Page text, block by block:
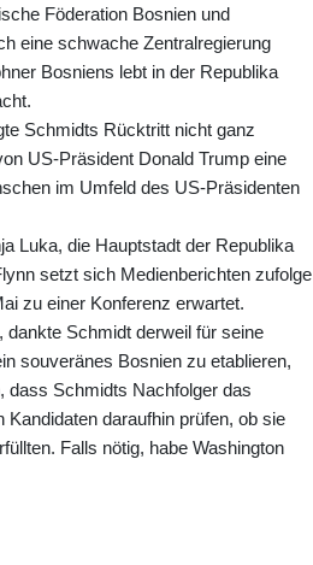
Föderation Bosnien und
eine schwache Zentralregierung
Bosniens lebt in der Republika
Schmidts Rücktritt nicht ganz
US-Präsident Donald Trump eine
im Umfeld des US-Präsidenten
Luka, die Hauptstadt der Republika
setzt sich Medienberichten zufolge
zu einer Konferenz erwartet.
Schmidt derweil für seine
souveränes Bosnien zu etablieren,
dass Schmidts Nachfolger das
daraufhin prüfen, ob sie
Falls nötig, habe Washington